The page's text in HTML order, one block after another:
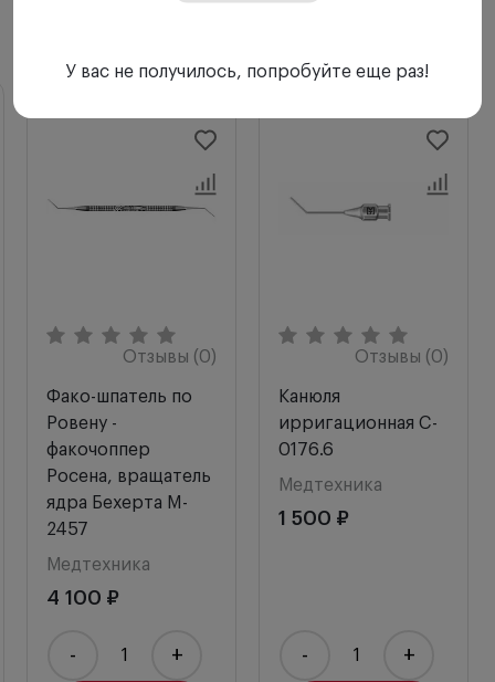
Отзывы (0)
Фако-шпатель по
Ровену -
факочоппер
Росена, вращатель
ядра Бехерта M-
2457
Медтехника
4 100 ₽
- +
Отзывы (0)
Канюля
ирригационная C-
0176.6
Медтехника
1 500 ₽
- +
У вас не получилось, попробуйте еще раз!